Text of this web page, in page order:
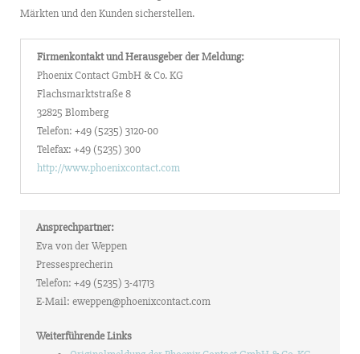
Märkten und den Kunden sicherstellen.
Firmenkontakt und Herausgeber der Meldung:
Phoenix Contact GmbH & Co. KG
Flachsmarktstraße 8
32825 Blomberg
Telefon: +49 (5235) 3120-00
Telefax: +49 (5235) 300
http://www.phoenixcontact.com
Ansprechpartner:
Eva von der Weppen
Pressesprecherin
Telefon: +49 (5235) 3-41713
E-Mail: eweppen@phoenixcontact.com
Weiterführende Links